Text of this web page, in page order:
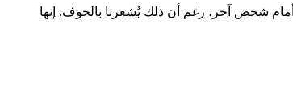
أمام شخص آخر، رغم أن ذلك يُشعرنا بالخوف. إنها